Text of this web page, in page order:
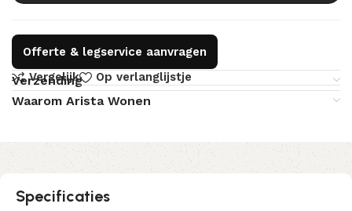
Offerte & legservice aanvragen
Vergelijk
Op verlanglijstje
Verzending
Waarom Arista Wonen
Specificaties